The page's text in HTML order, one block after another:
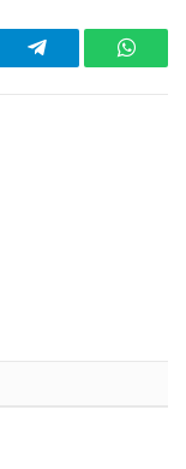
Telegram